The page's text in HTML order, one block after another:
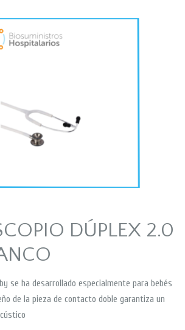
DÚPLEX 2.0
se ha desarrollado especialmente para bebés
de la pieza de contacto doble garantiza un